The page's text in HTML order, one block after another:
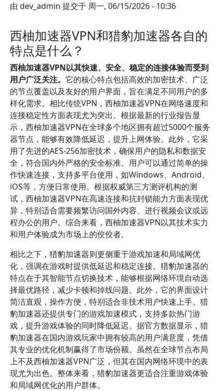
由 dev_admin 提交于 周一, 06/15/2026 - 10:36
西柚加速器VPN和猎豹加速器各自的
特点是什么？
西柚加速器VPN以其快速、安全、稳定的连接体验而受到
用户广泛关注。 它的核心特点包括高效的加密技术、广泛
的节点覆盖以及友好的用户界面，旨在满足不同用户的多
样化需求。相比传统VPN，西柚加速器VPN在网络速度和
连接稳定性方面表现尤为突出。根据最新的行业报告显
示，西柚加速器VPN在全球多个地区拥有超过5000个服务
器节点，能够有效降低延迟，提升上网体验。此外，它采
用了先进的AES-256加密技术，确保用户的隐私和数据安
全，符合国内外严格的安全标准。用户可以通过简单的操
作快速连接，支持多平台使用，如Windows、Android、
iOS等，方便日常使用。根据权威第三方测评机构的测
试，西柚加速器VPN在高速连接和抗封锁能力方面表现优
异，特别适合需要频繁访问国外内容、进行视频会议或远
程办公的用户。综合来看，西柚加速器VPN以其技术实力
和用户体验成为市场上的佼佼者。
相比之下，猎豹加速器则更侧重于游戏加速和局域网优
化，强调在游戏时提供低延迟和稳定连接。猎豹加速器的
特点在于其智能节点切换技术，能够根据网络环境自动选
择最优路径，减少卡顿和掉线问题。此外，它的界面设计
简洁直观，操作方便，特别适合非技术用户快速上手。猎
豹加速器还提供专门的游戏加速模式，支持多款热门游
戏，提升游戏体验的同时降低延迟。据官方数据显示，猎
豹加速器在国内游戏玩家中拥有较高的用户满意度，凭借
其专业的优化机制赢得了市场份额。虽然在全球节点布局
上不及西柚加速器VPN广泛，但其在国内网络环境中的表
现尤为出色。整体来看，猎豹加速器更适合注重游戏体验
和局域网优化的用户群体。